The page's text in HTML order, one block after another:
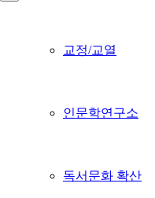
교정/교열
인문학연구소
독서문화 확산